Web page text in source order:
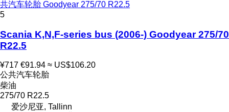
共汽车轮胎 Goodyear 275/70 R22.5
5
Scania K,N,F-series bus (2006-) Goodyear 275/70
R22.5
¥717 €91.94 ≈ US$106.20
公共汽车轮胎
柴油
275/70 R22.5
爱沙尼亚, Tallinn